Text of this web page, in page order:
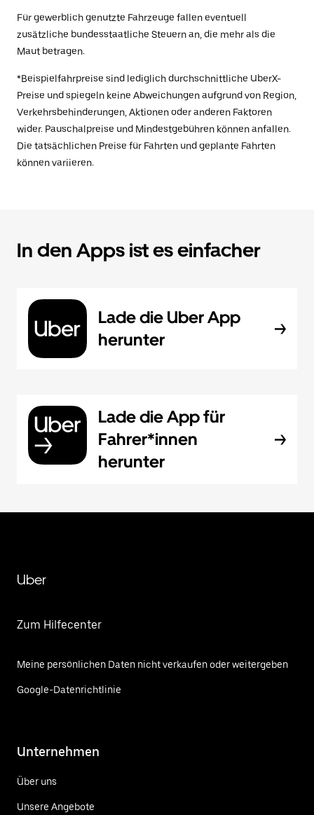
Für gewerblich genutzte Fahrzeuge fallen eventuell
zusätzliche bundesstaatliche Steuern an, die mehr als die
Maut betragen.
*Beispielfahrpreise sind lediglich durchschnittliche UberX-
Preise und spiegeln keine Abweichungen aufgrund von Region,
Verkehrsbehinderungen, Aktionen oder anderen Faktoren
wider. Pauschalpreise und Mindestgebühren können anfallen.
Die tatsächlichen Preise für Fahrten und geplante Fahrten
können variieren.
In den Apps ist es einfacher
Lade die Uber App
herunter
Lade die App für
Fahrer*innen
herunter
Uber
Zum Hilfecenter
Meine persönlichen Daten nicht verkaufen oder weitergeben
Google-Datenrichtlinie
Unternehmen
Über uns
Unsere Angebote